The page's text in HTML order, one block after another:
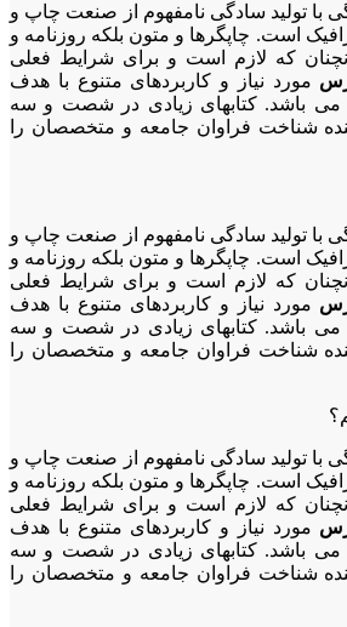
با تولید سادگی نامفهوم از صنعت چاپ و
است. چاپگرها و متون بلکه روزنامه و
که لازم است و برای شرایط فعلی
مورد نیاز و کاربردهای متنوع با هدف
می باشد. کتابهای زیادی در شصت و سه
شناخت فراوان جامعه و متخصصان را
با تولید سادگی نامفهوم از صنعت چاپ و
است. چاپگرها و متون بلکه روزنامه و
که لازم است و برای شرایط فعلی
مورد نیاز و کاربردهای متنوع با هدف
می باشد. کتابهای زیادی در شصت و سه
شناخت فراوان جامعه و متخصصان را
با تولید سادگی نامفهوم از صنعت چاپ و
است. چاپگرها و متون بلکه روزنامه و
که لازم است و برای شرایط فعلی
مورد نیاز و کاربردهای متنوع با هدف
می باشد. کتابهای زیادی در شصت و سه
شناخت فراوان جامعه و متخصصان را